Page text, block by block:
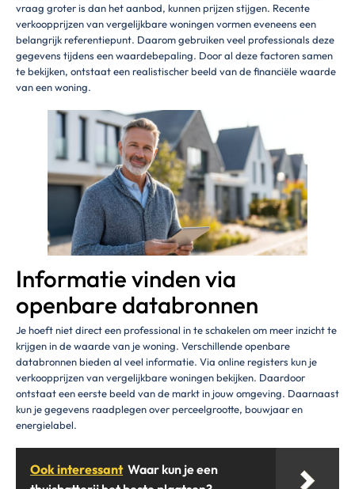
vraag groter is dan het aanbod, kunnen prijzen stijgen. Recente
verkoopprijzen van vergelijkbare woningen vormen eveneens een
belangrijk referentiepunt. Daarom gebruiken veel professionals deze
gegevens tijdens een waardebepaling. Door al deze factoren samen
te bekijken, ontstaat een realistischer beeld van de financiële waarde
van een woning.
Informatie vinden via
openbare databronnen
Je hoeft niet direct een professional in te schakelen om meer inzicht te
krijgen in de waarde van je woning. Verschillende openbare
databronnen bieden al veel informatie. Via online registers kun je
verkoopprijzen van vergelijkbare woningen bekijken. Daardoor
ontstaat een eerste beeld van de markt in jouw omgeving. Daarnaast
kun je gegevens raadplegen over perceelgrootte, bouwjaar en
energielabel.
Ook interessant Waar kun je een